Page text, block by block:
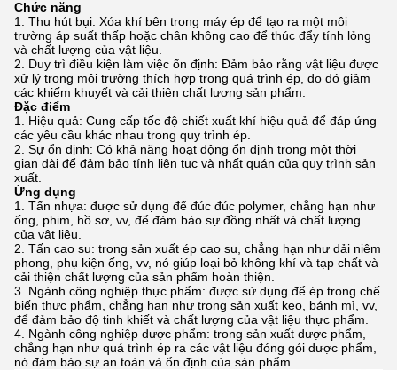
Chức năng
Thu hút bụi: Xóa khí bên trong máy ép để tạo ra một môi
trường áp suất thấp hoặc chân không cao để thúc đẩy tính lỏng
và chất lượng của vật liệu.
Duy trì điều kiện làm việc ổn định: Đảm bảo rằng vật liệu được
xử lý trong môi trường thích hợp trong quá trình ép, do đó giảm
các khiếm khuyết và cải thiện chất lượng sản phẩm.
Đặc điểm
Hiệu quả: Cung cấp tốc độ chiết xuất khí hiệu quả để đáp ứng
các yêu cầu khác nhau trong quy trình ép.
Sự ổn định: Có khả năng hoạt động ổn định trong một thời
gian dài để đảm bảo tính liên tục và nhất quán của quy trình sản
xuất.
Ứng dụng
Tấn nhựa: được sử dụng để đúc đúc polymer, chẳng hạn như
ống, phim, hồ sơ, vv, để đảm bảo sự đồng nhất và chất lượng
của vật liệu.
Tấn cao su: trong sản xuất ép cao su, chẳng hạn như dải niêm
phong, phụ kiện ống, vv, nó giúp loại bỏ không khí và tạp chất và
cải thiện chất lượng của sản phẩm hoàn thiện.
Ngành công nghiệp thực phẩm: được sử dụng để ép trong chế
biến thực phẩm, chẳng hạn như trong sản xuất kẹo, bánh mì, vv,
để đảm bảo độ tinh khiết và chất lượng của vật liệu thực phẩm.
Ngành công nghiệp dược phẩm: trong sản xuất dược phẩm,
chẳng hạn như quá trình ép ra các vật liệu đóng gói dược phẩm,
nó đảm bảo sự an toàn và ổn định của sản phẩm.